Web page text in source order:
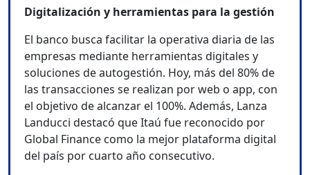
Digitalización y herramientas para la gestión
El banco busca facilitar la operativa diaria de las
empresas mediante herramientas digitales y
soluciones de autogestión. Hoy, más del 80% de
las transacciones se realizan por web o app, con
el objetivo de alcanzar el 100%. Además, Lanza
Landucci destacó que Itaú fue reconocido por
Global Finance como la mejor plataforma digital
del país por cuarto año consecutivo.